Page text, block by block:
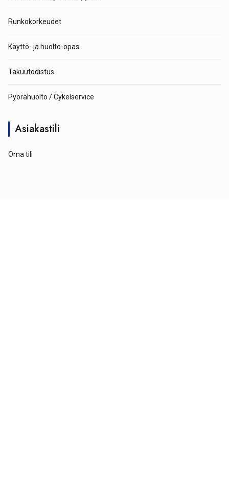
Runkokorkeudet
Käyttö- ja huolto-opas
Takuutodistus
Pyörähuolto / Cykelservice
Asiakastili
Oma tili